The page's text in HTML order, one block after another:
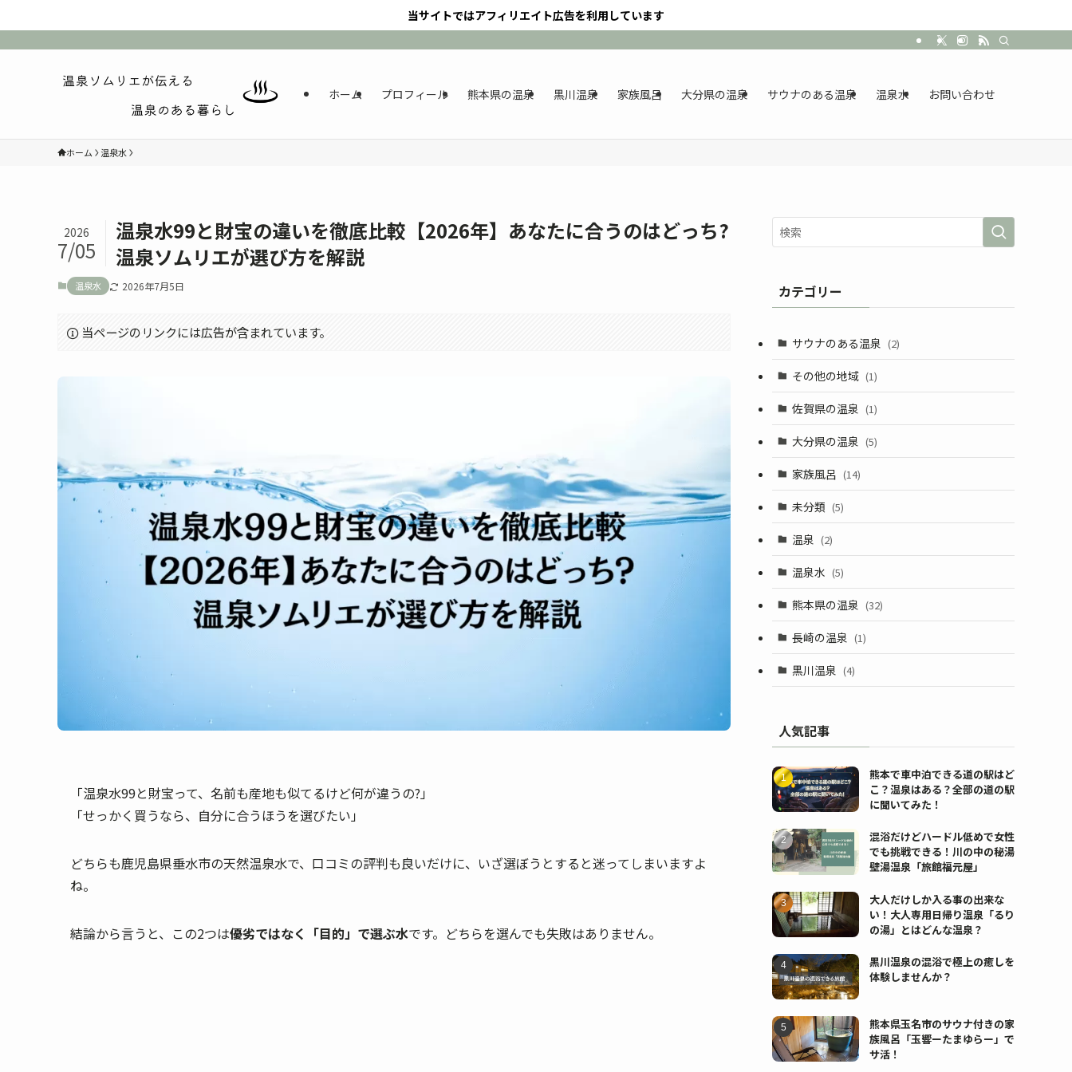
当サイトではアフィリエイト広告を利用しています
ホーム プロフィール 熊本県の温泉 黒川温泉 家族風呂 大分県の温泉 サウナのある温泉 温泉水 お問い合わせ
ホーム 温泉水
温泉水99と財宝の違いを徹底比較【2026年】あなたに合うのはどっち?
温泉ソムリエが選び方を解説
2026
7/05
温泉水 2026年7月5日
当ページのリンクには広告が含まれています。
「温泉水99と財宝って、名前も産地も似てるけど何が違うの?」
「せっかく買うなら、自分に合うほうを選びたい」
どちらも鹿児島県垂水市の天然温泉水で、口コミの評判も良いだけに、いざ選ぼうとすると迷ってしまいますよ
ね。
結論から言うと、この2つは優劣ではなく「目的」で選ぶ水です。どちらを選んでも失敗はありません。
カテゴリー
サウナのある温泉 (2)
その他の地域 (1)
佐賀県の温泉 (1)
大分県の温泉 (5)
家族風呂 (14)
未分類 (5)
温泉 (2)
温泉水 (5)
熊本県の温泉 (32)
長崎の温泉 (1)
黒川温泉 (4)
人気記事
熊本で車中泊できる道の駅はど
こ？温泉はある？全部の道の駅
に聞いてみた！
混浴だけどハードル低めで女性
でも挑戦できる！川の中の秘湯
壁湯温泉「旅館福元屋」
大人だけしか入る事の出来な
い！大人専用日帰り温泉「るり
の湯」とはどんな温泉？
黒川温泉の混浴で極上の癒しを
体験しませんか？
熊本県玉名市のサウナ付きの家
族風呂「玉響ーたまゆらー」で
サ活！